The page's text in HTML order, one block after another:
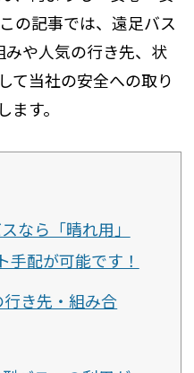
の記事では、遠足バス
や人気の行き先、状
て当社の安全への取り
す。
なら「晴れ用」
手配が可能です！
き先・組み合